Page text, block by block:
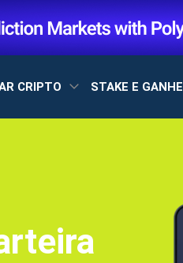
CRIPTO STAKE E GANHE